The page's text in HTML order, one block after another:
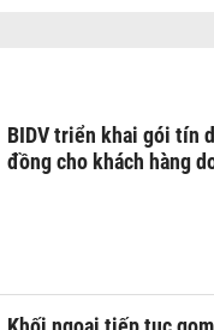
BIDV triển khai gói tín
đồng cho khách hàng